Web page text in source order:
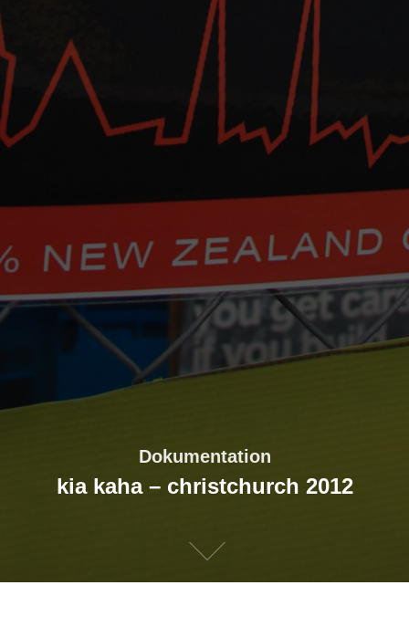
Dokumentation
kia kaha – christchurch 2012